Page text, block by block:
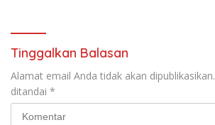
Tinggalkan Balasan
Alamat email Anda tidak akan dipublikasikan.
ditandai *